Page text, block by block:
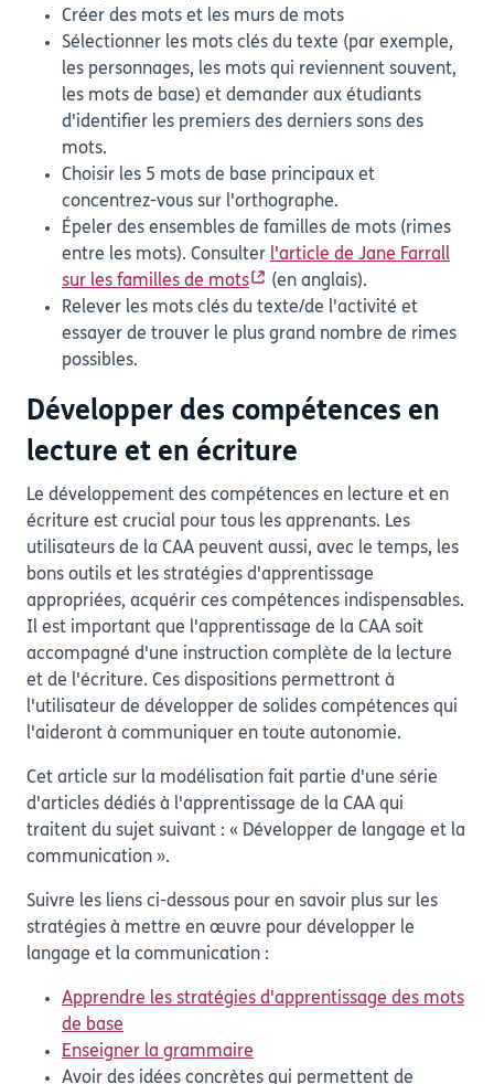
Créer des mots et les murs de mots
Sélectionner les mots clés du texte (par exemple,
les personnages, les mots qui reviennent souvent,
les mots de base) et demander aux étudiants
d'identifier les premiers des derniers sons des
mots.
Choisir les 5 mots de base principaux et
concentrez-vous sur l'orthographe.
Épeler des ensembles de familles de mots (rimes
entre les mots). Consulter l'article de Jane Farrall
sur les familles de mots
(en anglais).
Relever les mots clés du texte/de l'activité et
essayer de trouver le plus grand nombre de rimes
possibles.
Développer des compétences en
lecture et en écriture
Le développement des compétences en lecture et en
écriture est crucial pour tous les apprenants. Les
utilisateurs de la CAA peuvent aussi, avec le temps, les
bons outils et les stratégies d'apprentissage
appropriées, acquérir ces compétences indispensables.
Il est important que l'apprentissage de la CAA soit
accompagné d'une instruction complète de la lecture
et de l'écriture. Ces dispositions permettront à
l'utilisateur de développer de solides compétences qui
l'aideront à communiquer en toute autonomie.
Cet article sur la modélisation fait partie d'une série
d'articles dédiés à l'apprentissage de la CAA qui
traitent du sujet suivant : « Développer de langage et la
communication ».
Suivre les liens ci-dessous pour en savoir plus sur les
stratégies à mettre en œuvre pour développer le
langage et la communication :
Apprendre les stratégies d'apprentissage des mots
de base
Enseigner la grammaire
Avoir des idées concrètes qui permettent de